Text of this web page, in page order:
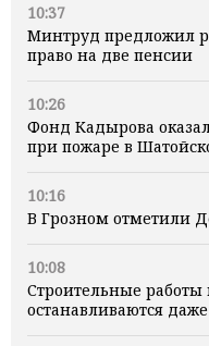
10:37
Минтруд предложил
право на две пенсии
10:26
Фонд Кадырова
при пожаре в
10:16
В Грозном отметили
10:08
Строительные
останавливаются